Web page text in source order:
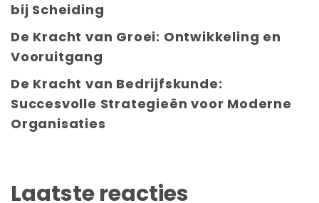
bij Scheiding
De Kracht van Groei: Ontwikkeling en
Vooruitgang
De Kracht van Bedrijfskunde:
Succesvolle Strategieën voor Moderne
Organisaties
Laatste reacties